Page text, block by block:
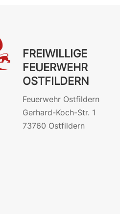
FREIWILLIGE
FEUERWEHR
OSTFILDERN
Feuerwehr Ostfildern
Gerhard-Koch-Str. 1
73760 Ostfildern